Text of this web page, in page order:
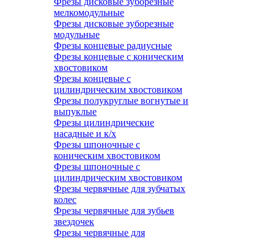
мелкомодульные
Фрезы дисковые зуборезные
модульные
Фрезы концевые радиусные
Фрезы концевые с коническим
хвостовиком
Фрезы концевые с
цилиндрическим хвостовиком
Фрезы полукруглые вогнутые и
выпуклые
Фрезы цилиндрические
насадные и к/х
Фрезы шпоночные с
коническим хвостовиком
Фрезы шпоночные с
цилиндрическим хвостовиком
Фрезы червячные для зубчатых
колес
Фрезы червячные для зубьев
звездочек
Фрезы червячные для